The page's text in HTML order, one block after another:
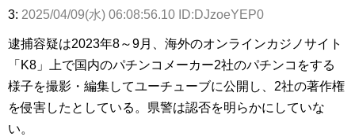
3: 2025/04/09(水) 06:08:56.10 ID:DJzoeYEP0
逮捕容疑は2023年8～9月、海外のオンラインカジノサイト
「K8」上で国内のパチンコメーカー2社のパチンコをする
様子を撮影・編集してユーチューブに公開し、2社の著作権
を侵害したとしている。県警は認否を明らかにしていな
い。